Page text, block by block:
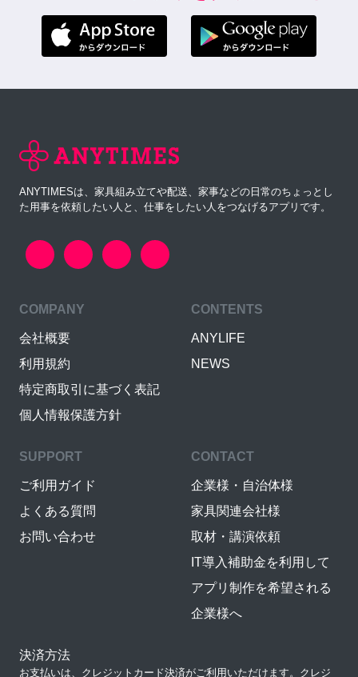
ANYTIMESは、家具組み立てや配送、家事などの日常のちょっとし
た用事を依頼したい人と、仕事をしたい人をつなげるアプリです。
COMPANY
会社概要
利用規約
特定商取引に基づく表記
個人情報保護方針
CONTENTS
ANYLIFE
NEWS
SUPPORT
ご利用ガイド
よくある質問
お問い合わせ
CONTACT
企業様・自治体様
家具関連会社様
取材・講演依頼
IT導入補助金を利用して
アプリ制作を希望される
企業様へ
決済方法
お支払いは、クレジットカード決済がご利用いただけます。クレジ